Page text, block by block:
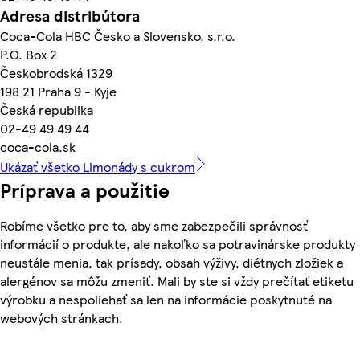
Adresa distribútora
Coca-Cola HBC Česko a Slovensko, s.r.o.
P.O. Box 2
Českobrodská 1329
198 21 Praha 9 - Kyje
Česká republika
02-49 49 49 44
coca-cola.sk
Ukázať všetko Limonády s cukrom
Príprava a použitie
Robíme všetko pre to, aby sme zabezpečili správnosť
informácií o produkte, ale nakoľko sa potravinárske produkty
neustále menia, tak prísady, obsah výživy, diétnych zložiek a
alergénov sa môžu zmeniť. Mali by ste si vždy prečítať etiketu
výrobku a nespoliehať sa len na informácie poskytnuté na
webových stránkach.